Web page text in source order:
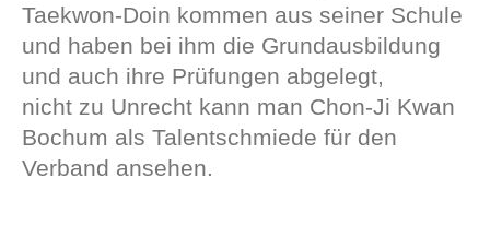
Taekwon-Doin kommen aus seiner Schule
und haben bei ihm die Grundausbildung
und auch ihre Prüfungen abgelegt,
nicht zu Unrecht kann man Chon-Ji Kwan
Bochum als Talentschmiede für den
Verband ansehen.